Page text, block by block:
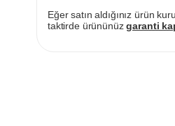
Eğer satın aldığınız ürün
taktirde ürününüzgaranti